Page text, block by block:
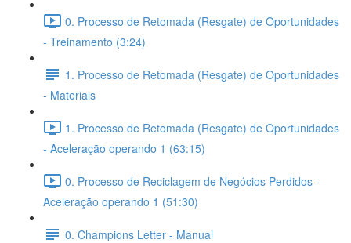
0. Processo de Retomada (Resgate) de Oportunidades
- Treinamento (3:24)
1. Processo de Retomada (Resgate) de Oportunidades
- Materiais
1. Processo de Retomada (Resgate) de Oportunidades
- Aceleração operando 1 (63:15)
0. Processo de Reciclagem de Negócios Perdidos -
Aceleração operando 1 (51:30)
0. Champions Letter - Manual